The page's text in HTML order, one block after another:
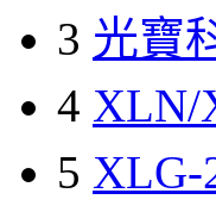
3 光寶
4 XLN/
5 XLG-